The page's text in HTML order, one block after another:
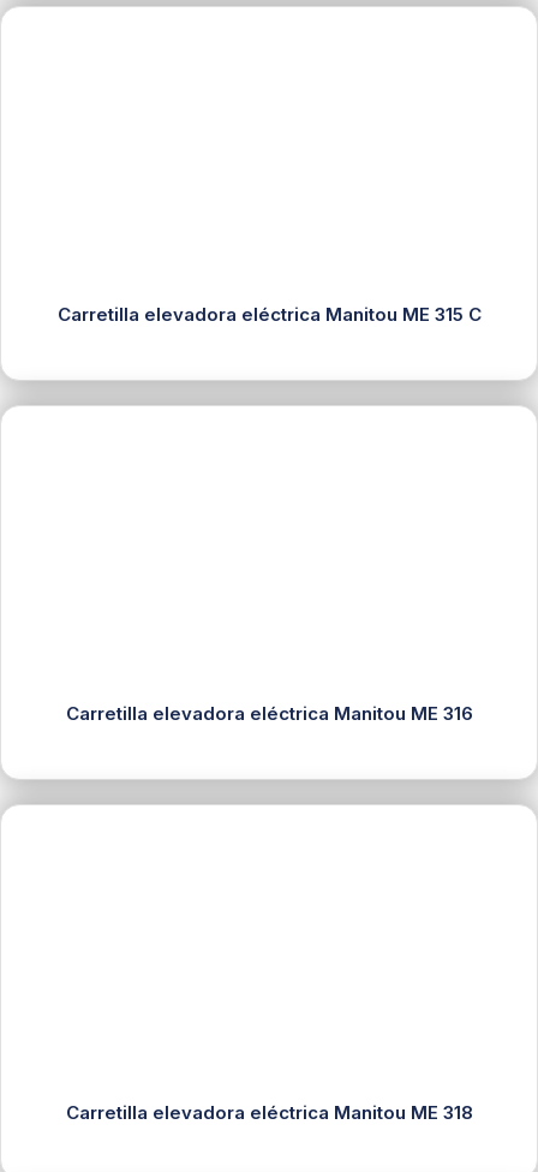
Carretilla elevadora eléctrica Manitou ME 315 C
Carretilla elevadora eléctrica Manitou ME 316
Carretilla elevadora eléctrica Manitou ME 318